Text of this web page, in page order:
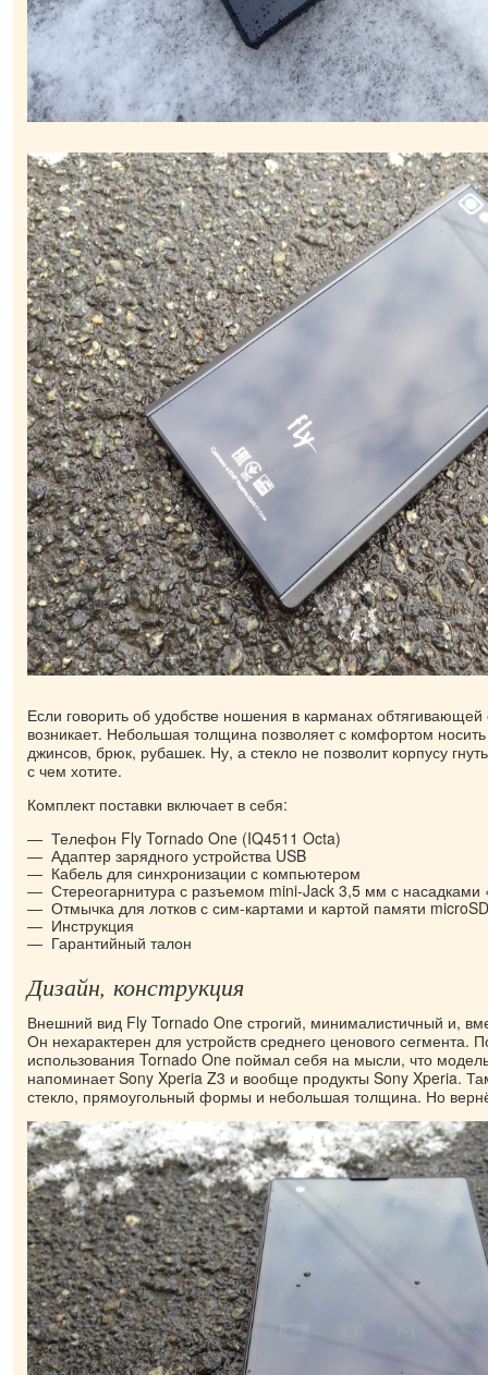
Если говорить об удобстве ношения в карманах
возникает. Небольшая толщина позволяет с комфортом
джинсов, брюк, рубашек. Ну, а стекло не позволит корпусу
с чем хотите.
Комплект поставки включает в себя:
Телефон Fly Tornado One (IQ4511 Octa)
Адаптер зарядного устройства USB
Кабель для синхронизации с компьютером
Стереогарнитура с разъемом mini-Jack 3,5 мм с насадками
Отмычка для лотков с сим-картами и картой памяти
Инструкция
Гарантийный талон
Дизайн, конструкция
Внешний вид Fly Tornado One строгий, минималистичный и,
Он нехарактерен для устройств среднего ценового сегмента.
использования Tornado One поймал себя на мысли, что
напоминает Sony Xperia Z3 и вообще продукты Sony Xperia.
стекло, прямоугольный формы и небольшая толщина. Но